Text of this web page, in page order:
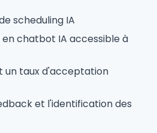
scheduling IA
en chatbot IA accessible à
un taux d'acceptation
et l'identification des